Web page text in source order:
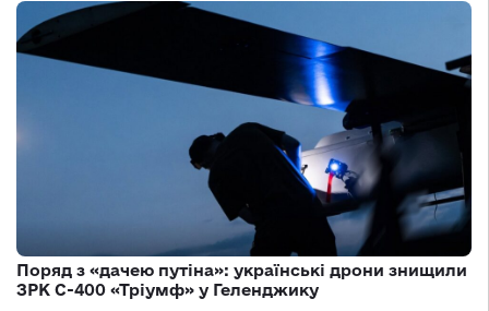
Поряд з «дачею путіна»: українські дрони знищили
ЗРК С-400 «Тріумф» у Геленджику